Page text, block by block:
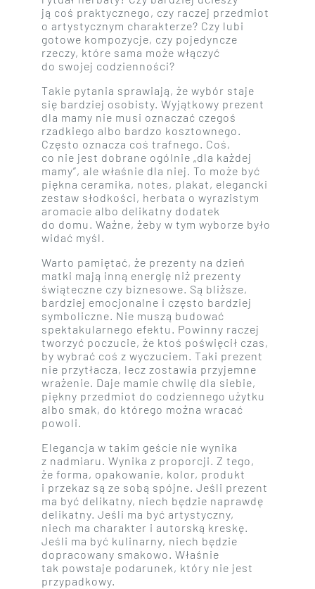
ją coś praktycznego, czy raczej przedmiot
o artystycznym charakterze? Czy lubi
gotowe kompozycje, czy pojedyncze
rzeczy, które sama może włączyć
do swojej codzienności?
Takie pytania sprawiają, że wybór staje
się bardziej osobisty. Wyjątkowy prezent
dla mamy nie musi oznaczać czegoś
rzadkiego albo bardzo kosztownego.
Często oznacza coś trafnego. Coś,
co nie jest dobrane ogólnie „dla każdej
mamy”, ale właśnie dla niej. To może być
piękna ceramika, notes, plakat, elegancki
zestaw słodkości, herbata o wyrazistym
aromacie albo delikatny dodatek
do domu. Ważne, żeby w tym wyborze było
widać myśl.
Warto pamiętać, że prezenty na dzień
matki mają inną energię niż prezenty
świąteczne czy biznesowe. Są bliższe,
bardziej emocjonalne i często bardziej
symboliczne. Nie muszą budować
spektakularnego efektu. Powinny raczej
tworzyć poczucie, że ktoś poświęcił czas,
by wybrać coś z wyczuciem. Taki prezent
nie przytłacza, lecz zostawia przyjemne
wrażenie. Daje mamie chwilę dla siebie,
piękny przedmiot do codziennego użytku
albo smak, do którego można wracać
powoli.
Elegancja w takim geście nie wynika
z nadmiaru. Wynika z proporcji. Z tego,
że forma, opakowanie, kolor, produkt
i przekaz są ze sobą spójne. Jeśli prezent
ma być delikatny, niech będzie naprawdę
delikatny. Jeśli ma być artystyczny,
niech ma charakter i autorską kreskę.
Jeśli ma być kulinarny, niech będzie
dopracowany smakowo. Właśnie
tak powstaje podarunek, który nie jest
przypadkowy.